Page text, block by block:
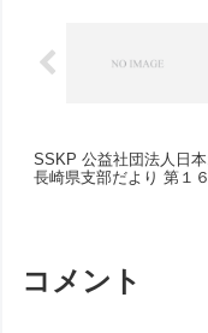
SSKP 公益社団法人日
長崎県支部だより 第１
コメント